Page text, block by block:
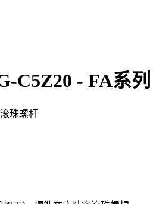
C5Z20 - FA系列
滚珠螺杆